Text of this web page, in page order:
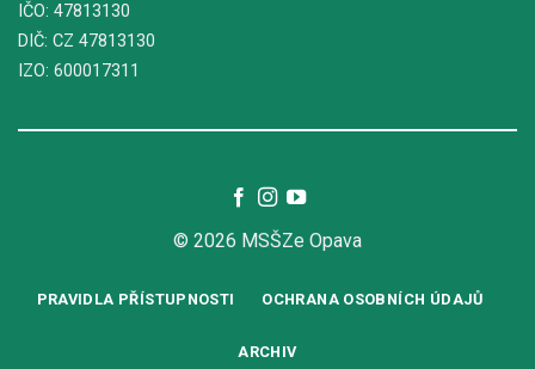
IČO: 47813130
DIČ: CZ 47813130
IZO: 600017311
© 2026 MSŠZe Opava
PRAVIDLA PŘÍSTUPNOSTI OCHRANA OSOBNÍCH ÚDAJŮ
ARCHIV